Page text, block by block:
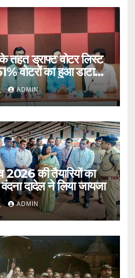
ड्राफ्ट वोटर लिस्ट
वोटरों का हुआ डाटा
ADMIN
2026 की तैयारियों का
दादेल ने लिया जायजा
ADMIN